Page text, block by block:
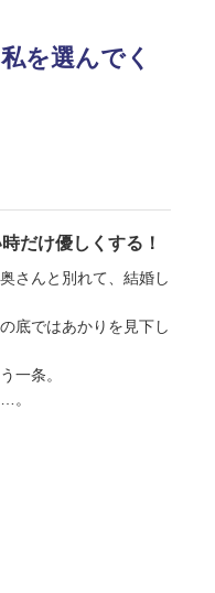
を選んでく
だけ優しくする！
さんと別れて、結婚し
底ではあかりを見下し
一条。
。